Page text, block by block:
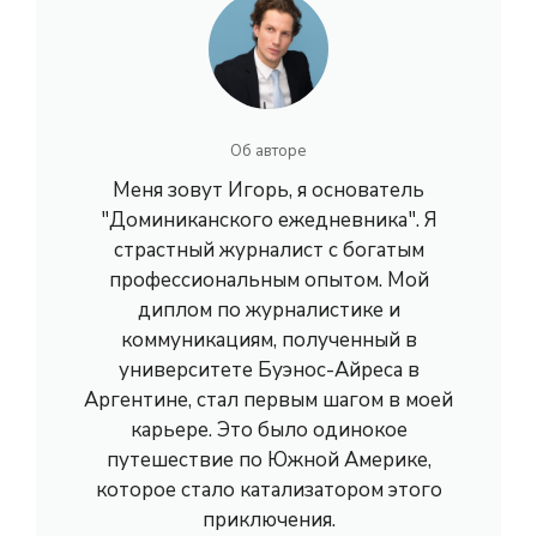
Об авторе
Меня зовут Игорь, я основатель
"Доминиканского ежедневника". Я
страстный журналист с богатым
профессиональным опытом. Мой
диплом по журналистике и
коммуникациям, полученный в
университете Буэнос-Айреса в
Аргентине, стал первым шагом в моей
карьере. Это было одинокое
путешествие по Южной Америке,
которое стало катализатором этого
приключения.